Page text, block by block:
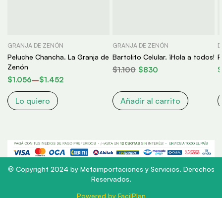
GRANJA DE ZENÓN
Peluche Chancha. La Granja de
Zenón
$1.056–$1.452
Lo quiero
GRANJA DE ZENÓN
Bartolito Celular. ¡Hola a todos!
$1.100 $830
Añadir al carrito
$
© Copyright 2024 by Metaimportaciones y Servicios. Derechos
Reservados.
Powered by FacilPlan